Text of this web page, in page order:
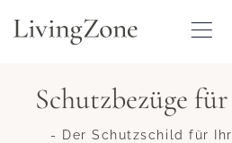
Schutzbezüge
- Der Schutzschild für